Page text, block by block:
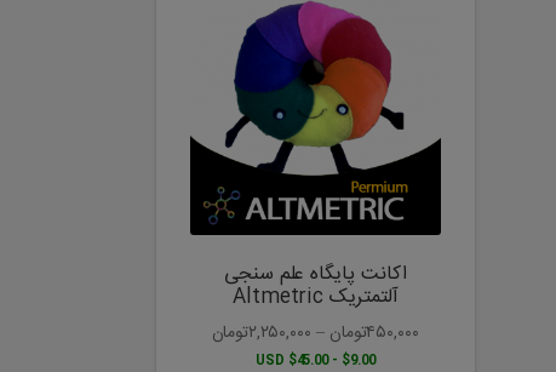
اکانت پایگاه علم سنجی
آلتمتریک Altmetric
۴۵۰,۰۰۰تومان – ۲,۲۵۰,۰۰۰تومان
$9.00 - $45.00 USD
مختلفی
باشد.
ممکن
محصول